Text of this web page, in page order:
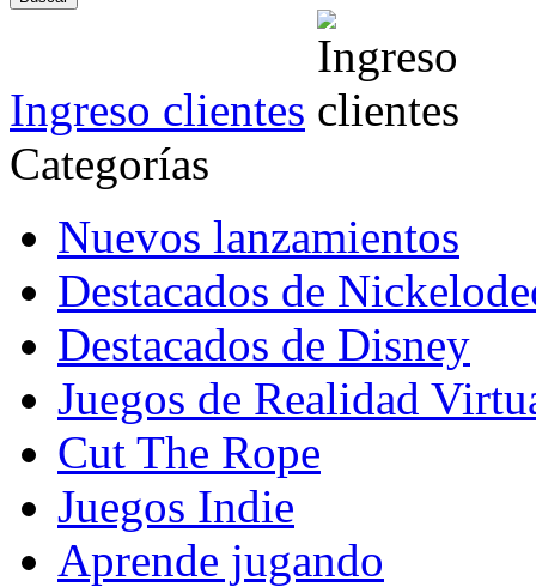
Ingreso clientes
Categorías
Nuevos lanzamientos
Destacados de
Destacados de Disney
Juegos de Realidad
Cut The Rope
Juegos Indie
Aprende jugando